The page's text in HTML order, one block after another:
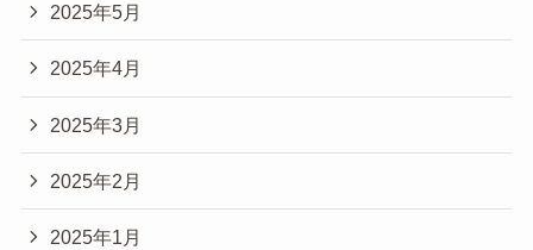
2025年5月
2025年4月
2025年3月
2025年2月
2025年1月